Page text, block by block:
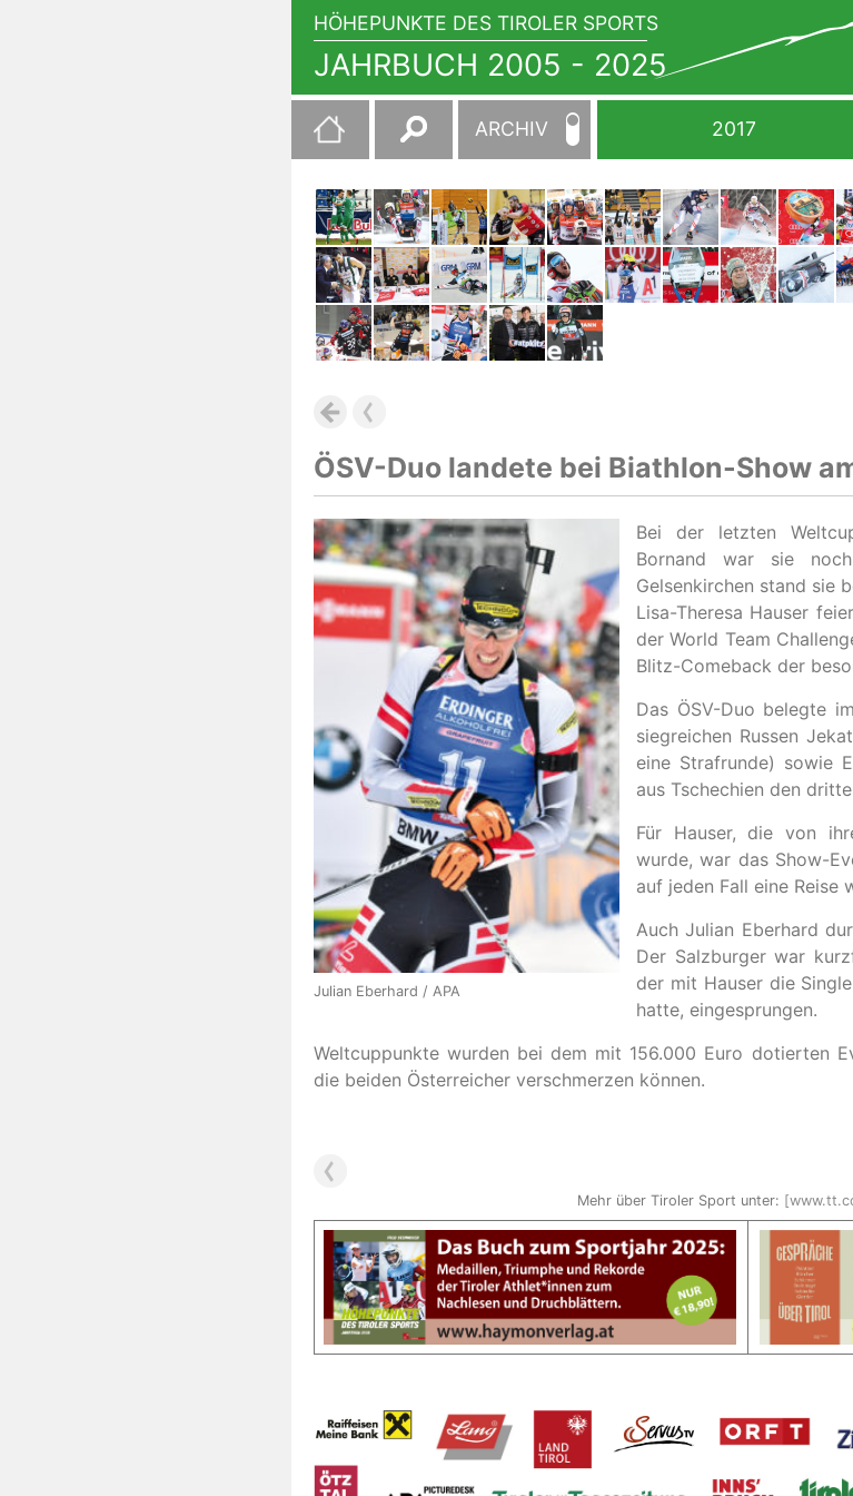
HÖHEPUNKTE DES TIROLER SPORTS
JAHRBUCH 2005 - 2025
JAHRBUCH
2005
2025
Suchen
nach:
ARCHIV 2017
ÖSV-Duo landete bei Biathlon-Show
Julian Eberhard / APA
Bei der letzten
Bornand war sie
Gelsenkirchen stand sie
Lisa-Theresa Hauser
der World Team
Blitz-Comeback der
Das ÖSV-Duo belegte
siegreichen Russen
eine Strafrunde) sowie
aus Tschechien den
Für Hauser, die von
wurde, war das Show-
auf jeden Fall eine Reise
Auch Julian Eberhard
Der Salzburger war
der mit Hauser die
hatte, eingesprungen.
Weltcuppunkte wurden bei dem mit 156.000 Euro dotierten
die beiden Österreicher verschmerzen können.
Mehr über Tiroler Sport unter: